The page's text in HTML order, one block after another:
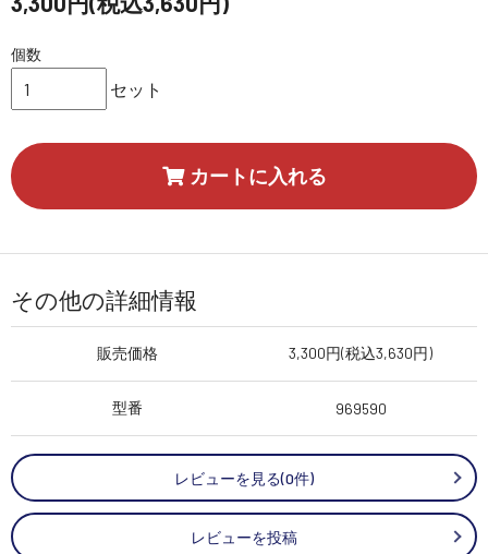
個数
セット
カートに入れる
その他の詳細情報
販売価格 3,300円(税込3,630円)
型番 969590
レビューを見る(0件)
レビューを投稿